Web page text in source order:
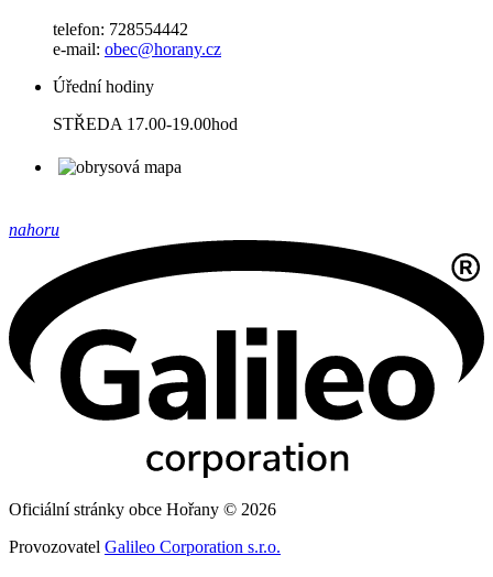
telefon: 728554442
e-mail: obec@horany.cz
Úřední hodiny
STŘEDA 17.00-19.00hod
nahoru
Oficiální stránky obce Hořany © 2026
Provozovatel Galileo Corporation s.r.o.